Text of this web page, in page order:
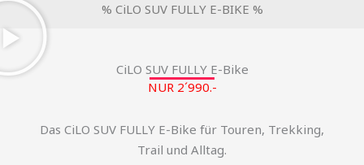
% CiLO SUV FULLY E-BIKE %
CiLO SUV FULLY E-Bike
NUR 2´990.-
Das CiLO SUV FULLY E-Bike für Touren, Trekking,
Trail und Alltag.